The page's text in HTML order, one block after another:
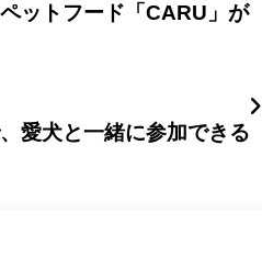
ットフード「CARU」が
愛犬と一緒に参加できる